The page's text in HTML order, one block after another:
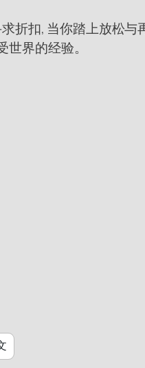
折扣, 当你踏上放松
界的经验。